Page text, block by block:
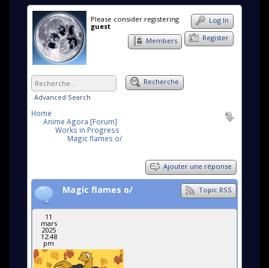
Please consider registering
guest
Log In
Register
Members
Recherche
Advanced Search
Home
Anime Agora [Forum]
Works in Progress
Magic flames o/
Ajouter une réponse
Topic RSS
Magic flames o/
11
mars
2025
12:48
pm